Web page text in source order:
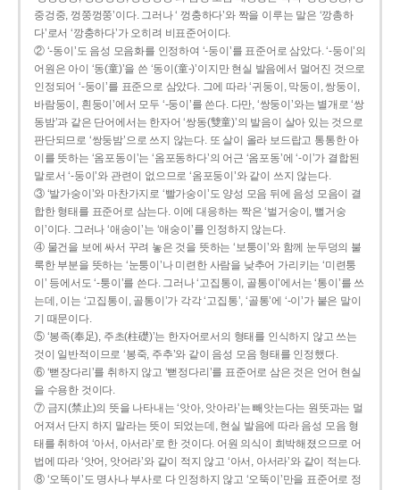
중겅중, 껑쭝껑쭝’이다. 그러나 ‘ 껑충하다’와 짝을 이루는 말은 ‘깡총하
다’로서 ‘깡충하다’가 오히려 비표준어이다.
② ‘-동이’도 음성 모음화를 인정하여 ‘-둥이’를 표준어로 삼았다. ‘-둥이’의
어원은 아이 ‘동(童)’을 쓴 ‘동이(童-)’이지만 현실 발음에서 멀어진 것으로
인정되어 ‘-둥이’를 표준으로 삼았다. 그에 따라 ‘귀둥이, 막둥이, 쌍둥이,
바람둥이, 흰둥이’에서 모두 ‘-둥이’를 쓴다. 다만, ‘쌍둥이’와는 별개로 ‘쌍
동밤’과 같은 단어에서는 한자어 ‘쌍동(雙童)’의 발음이 살아 있는 것으로
판단되므로 ‘쌍둥밤’으로 쓰지 않는다. 또 살이 올라 보드랍고 통통한 아
이를 뜻하는 ‘옴포동이’는 ‘옴포동하다’의 어근 ‘옴포동’에 ‘-이’가 결합된
말로서 ‘-둥이’와 관련이 없으므로 ‘옴포둥이’와 같이 쓰지 않는다.
③ ‘발가숭이’와 마찬가지로 ‘빨가숭이’도 양성 모음 뒤에 음성 모음이 결
합한 형태를 표준어로 삼는다. 이에 대응하는 짝은 ‘벌거숭이, 뻘거숭
이’이다. 그러나 ‘애송이’는 ‘애숭이’를 인정하지 않는다.
④ 물건을 보에 싸서 꾸려 놓은 것을 뜻하는 ‘보퉁이’와 함께 눈두덩의 불
룩한 부분을 뜻하는 ‘눈퉁이’나 미련한 사람을 낮추어 가리키는 ‘미련퉁
이’ 등에서도 ‘-퉁이’를 쓴다. 그러나 ‘고집통이, 골통이’에서는 ‘통이’를 쓰
는데, 이는 ‘고집통이, 골통이’가 각각 ‘고집통’, ‘골통’에 ‘-이’가 붙은 말이
기 때문이다.
⑤ ‘봉족(奉足), 주초(柱礎)’는 한자어로서의 형태를 인식하지 않고 쓰는
것이 일반적이므로 ‘봉죽, 주추’와 같이 음성 모음 형태를 인정했다.
⑥ ‘뻗장다리’를 취하지 않고 ‘뻗정다리’를 표준어로 삼은 것은 언어 현실
을 수용한 것이다.
⑦ 금지(禁止)의 뜻을 나타내는 ‘앗아, 앗아라’는 빼앗는다는 원뜻과는 멀
어져서 단지 하지 말라는 뜻이 되었는데, 현실 발음에 따라 음성 모음 형
태를 취하여 ‘아서, 아서라’로 한 것이다. 어원 의식이 희박해졌으므로 어
법에 따라 ‘앗어, 앗어라’와 같이 적지 않고 ‘아서, 아서라’와 같이 적는다.
⑧ ‘오똑이’도 명사나 부사로 다 인정하지 않고 ‘오뚝이’만을 표준어로 정